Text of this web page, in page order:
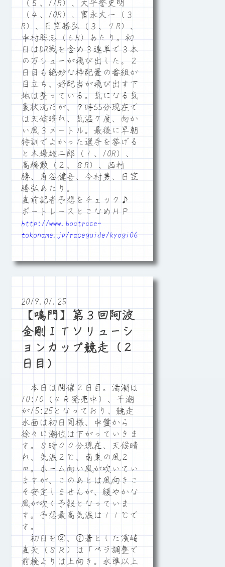
（５、11R）、大平誉史明
（４、10R）、富永大一（３
R）、日笠勝弘（３、７R）、
中村聡志（６R）あたり。初
日はDR戦を含め３連単で３本
の万シューが飛び出した。２
日目も絶妙な枠配置の番組が
目立ち、好配当が飛び出す下
地は整っている。気になる気
象状況だが、９時55分現在で
は天候晴れ、気温７度、向か
い風３メートル。最後に早朝
特訓でよかった選手を挙げる
と木場雄二郎（１、10R）、
高橋勲（２、８R）、西村
勝、角谷健吾、今村豊、日笠
勝弘あたり。
直前記者予想をチェック♪
ボートレースとこなめＨＰ
http://www.boatrace-
tokoname.jp/raceguide/kyogi06
2019.01.25
【鳴門】第３回阿波
金剛ＩＴソリューシ
ョンカップ競走（２
日目）
本日は開催２日目。満潮は
10:10（４Ｒ発売中）、干潮
が15:25となっており、競走
水面は初日同様、中盤から
徐々に潮位は下がっていきま
す。８時００分現在、天候晴
れ、気温２℃、南東の風２
ｍ。ホーム向い風が吹いてい
ますが、このあとは風向きこ
そ安定しませんが、緩やかな
風が吹く予報となっていま
す。予想最高気温は１１℃で
す。
初日を②、①着とした濱崎
直矢（８Ｒ）は「ペラ調整で
前検よりは上向き。水準以上